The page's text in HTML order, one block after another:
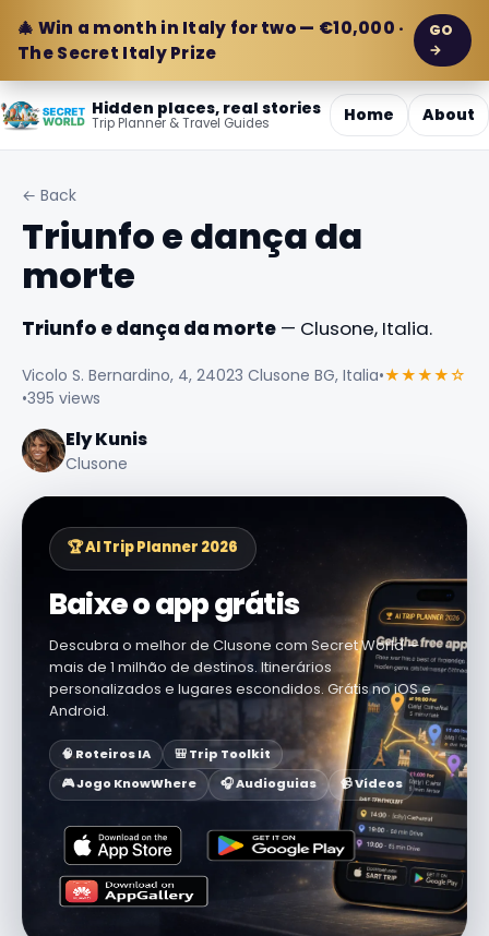
🎄 Win a month in Italy for two — €10,000 ·
The Secret Italy Prize
GO
→
Hidden places, real stories
Trip Planner & Travel Guides Home About
← Back
Triunfo e dança da
morte
Triunfo e dança da morte — Clusone, Italia.
Vicolo S. Bernardino, 4, 24023 Clusone BG, Italia•★★★★☆
•395 views
Ely Kunis
Clusone
🏆 AI Trip Planner 2026
Baixe o app grátis
Descubra o melhor de Clusone com Secret World —
mais de 1 milhão de destinos. Itinerários
personalizados e lugares escondidos. Grátis no iOS e
Android.
🧠 Roteiros IA
🎒 Trip Toolkit
🎮 Jogo KnowWhere
🎧 Audioguias 📹 Vídeos